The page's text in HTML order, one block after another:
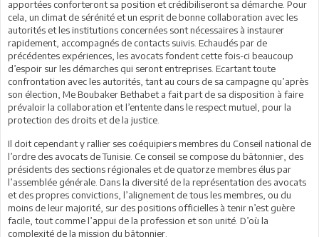
apportées conforteront sa position et crédibiliseront sa démarche. Pour
cela, un climat de sérénité et un esprit de bonne collaboration avec les
autorités et les institutions concernées sont nécessaires à instaurer
rapidement, accompagnés de contacts suivis. Echaudés par de
précédentes expériences, les avocats fondent cette fois-ci beaucoup
d’espoir sur les démarches qui seront entreprises. Ecartant toute
confrontation avec les autorités, tant au cours de sa campagne qu’après
son élection, Me Boubaker Bethabet a fait part de sa disposition à faire
prévaloir la collaboration et l’entente dans le respect mutuel, pour la
protection des droits et de la justice.
Il doit cependant y rallier ses coéquipiers membres du Conseil national de
l’ordre des avocats de Tunisie. Ce conseil se compose du bâtonnier, des
présidents des sections régionales et de quatorze membres élus par
l’assemblée générale. Dans la diversité de la représentation des avocats
et des propres convictions, l’alignement de tous les membres, ou du
moins de leur majorité, sur des positions officielles à tenir n’est guère
facile, tout comme l’appui de la profession et son unité. D’où la
complexité de la mission du bâtonnier.